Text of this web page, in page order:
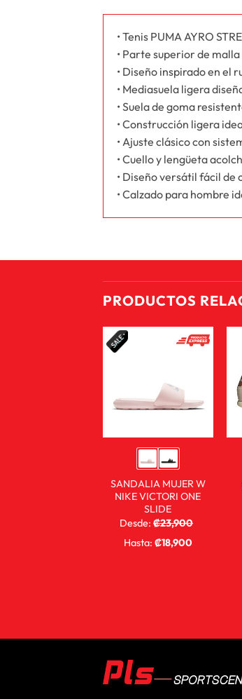
• Tenis PUMA AYRO
• Parte superior de
• Diseño inspirado en el
• Mediasuela ligera
• Suela de goma
• Construcción ligera
• Ajuste clásico con
• Cuello y lengüeta
• Diseño versátil fácil
• Calzado para hombre
PRODUCTOS
SANDALIA MUJER W
NIKE VICTORI ONE
SLIDE
Desde:₡23,900
Hasta: ₡18,900